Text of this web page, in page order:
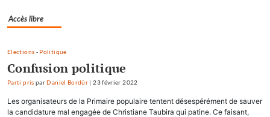
Accès libre
Elections - Politique
Confusion politique
Parti pris parDaniel Bordür |23 février 2022
Les organisateurs de la Primaire populaire tentent désespérément de sauver
la candidature mal engagée de Christiane Taubira qui patine. Ce faisant,